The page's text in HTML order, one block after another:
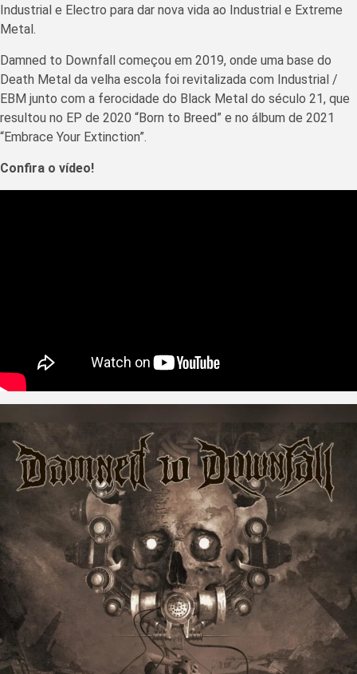
Industrial e Electro para dar nova vida ao Industrial e Extreme
Metal.
Damned to Downfall começou em 2019, onde uma base do
Death Metal da velha escola foi revitalizada com Industrial /
EBM junto com a ferocidade do Black Metal do século 21, que
resultou no EP de 2020 “Born to Breed” e no álbum de 2021
“Embrace Your Extinction”.
Confira o vídeo!